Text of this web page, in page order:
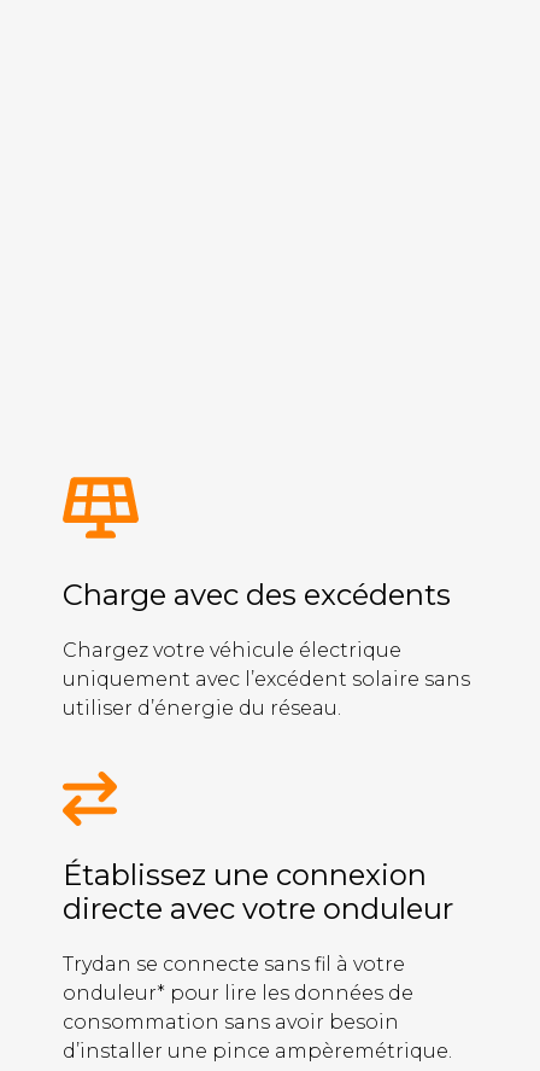
Charge avec des excédents
Chargez votre véhicule électrique
uniquement avec l’excédent solaire sans
utiliser d’énergie du réseau.
Établissez une connexion
directe avec votre onduleur
Trydan se connecte sans fil à votre
onduleur* pour lire les données de
consommation sans avoir besoin
d’installer une pince ampèremétrique.